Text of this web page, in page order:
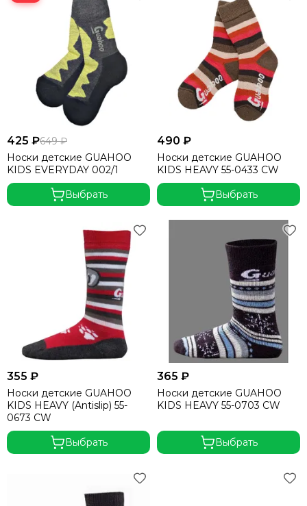
425 ₽649 ₽
Носки детские GUAHOO
KIDS EVERYDAY 002/1
Выбрать
490 ₽
Носки детские GUAHOO
KIDS HEAVY 55-0433 CW
Выбрать
355 ₽
Носки детские GUAHOO
KIDS HEAVY (Antislip) 55-
0673 CW
Выбрать
365 ₽
Носки детские GUAHOO
KIDS HEAVY 55-0703 CW
Выбрать